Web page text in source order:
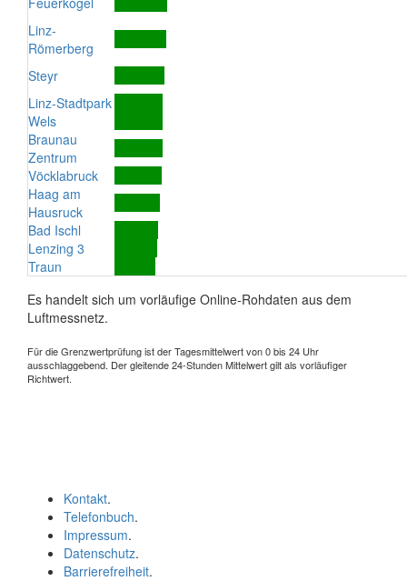
Linz-
Römerberg
Steyr
Linz-Stadtpark
Wels
Braunau
Zentrum
Vöcklabruck
Haag am
Hausruck
Bad Ischl
Lenzing 3
Traun
Es handelt sich um vorläufige Online-Rohdaten aus dem
Luftmessnetz.
Für die Grenzwertprüfung ist der Tagesmittelwert von 0 bis 24 Uhr
ausschlaggebend. Der gleitende 24-Stunden Mittelwert gilt als vorläufiger
Richtwert.
Kontakt.
Telefonbuch.
Impressum.
Datenschutz.
Barrierefreiheit.